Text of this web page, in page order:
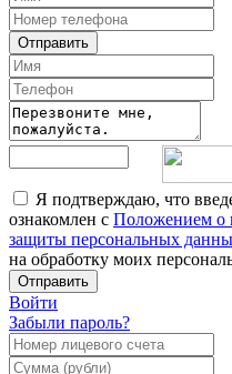
Отправить
Я подтверждаю, что
ознакомлен с Положением о
защиты персональных
на обработку моих
Отправить
Войти
Забыли пароль?